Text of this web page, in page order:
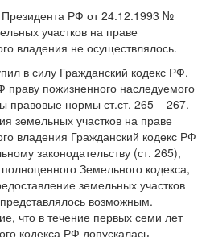
РФ от 24.12.1993 №
участков на праве
владения не осуществлялось.
в силу Гражданский кодекс РФ.
праву пожизненного наследуемого
правовые нормы ст.ст. 265 – 267.
земельных участков на праве
владения Гражданский кодекс РФ
законодательству (ст. 265),
Земельного кодекса,
земельных участков
возможным.
что в течение первых семи лет
кодекса РФ допускалась